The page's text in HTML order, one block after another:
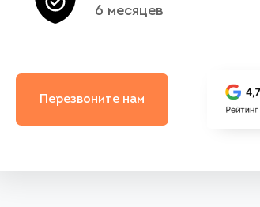
6 месяцев
Перезвоните нам